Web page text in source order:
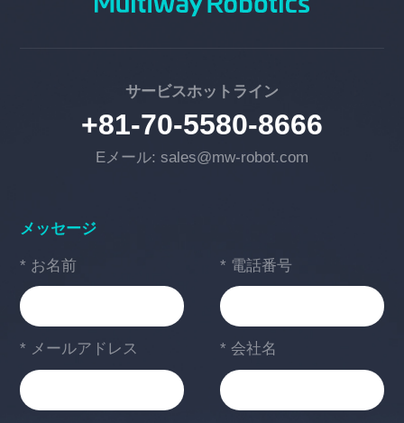
サービスホットライン
+81-70-5580-8666
Eメール: sales@mw-robot.com
メッセージ
* お名前 * 電話番号
* メールアドレス * 会社名